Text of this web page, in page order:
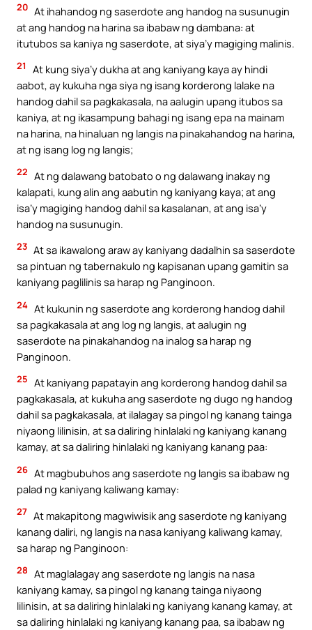
20 At ihahandog ng saserdote ang handog na susunugin
at ang handog na harina sa ibabaw ng dambana: at
itutubos sa kaniya ng saserdote, at siya’y magiging malinis.
21
At kung siya’y dukha at ang kaniyang kaya ay hindi
aabot, ay kukuha nga siya ng isang korderong lalake na
handog dahil sa pagkakasala, na aalugin upang itubos sa
kaniya, at ng ikasampung bahagi ng isang epa na mainam
na harina, na hinaluan ng langis na pinakahandog na harina,
at ng isang log ng langis;
22 At ng dalawang batobato o ng dalawang inakay ng
kalapati, kung alin ang aabutin ng kaniyang kaya; at ang
isa’y magiging handog dahil sa kasalanan, at ang isa’y
handog na susunugin.
23 At sa ikawalong araw ay kaniyang dadalhin sa saserdote
sa pintuan ng tabernakulo ng kapisanan upang gamitin sa
kaniyang paglilinis sa harap ng Panginoon.
24 At kukunin ng saserdote ang korderong handog dahil
sa pagkakasala at ang log ng langis, at aalugin ng
saserdote na pinakahandog na inalog sa harap ng
Panginoon.
25 At kaniyang papatayin ang korderong handog dahil sa
pagkakasala, at kukuha ang saserdote ng dugo ng handog
dahil sa pagkakasala, at ilalagay sa pingol ng kanang tainga
niyaong lilinisin, at sa daliring hinlalaki ng kaniyang kanang
kamay, at sa daliring hinlalaki ng kaniyang kanang paa:
26 At magbubuhos ang saserdote ng langis sa ibabaw ng
palad ng kaniyang kaliwang kamay:
27 At makapitong magwiwisik ang saserdote ng kaniyang
kanang daliri, ng langis na nasa kaniyang kaliwang kamay,
sa harap ng Panginoon:
28 At maglalagay ang saserdote ng langis na nasa
kaniyang kamay, sa pingol ng kanang tainga niyaong
lilinisin, at sa daliring hinlalaki ng kaniyang kanang kamay, at
sa daliring hinlalaki ng kaniyang kanang paa, sa ibabaw ng